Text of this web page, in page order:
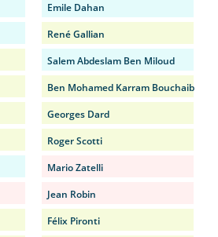
Emile Dahan
René Gallian
Salem Abdeslam Ben Miloud
Ben Mohamed Karram Bouchaib
Georges Dard
Roger Scotti
Mario Zatelli
Jean Robin
Félix Pironti